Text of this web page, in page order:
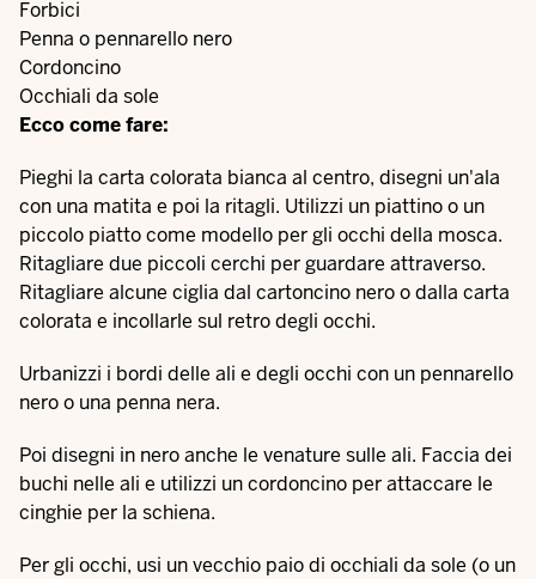
Forbici
Penna o pennarello nero
Cordoncino
Occhiali da sole
Ecco come fare:
Pieghi la carta colorata bianca al centro, disegni un'ala
con una matita e poi la ritagli. Utilizzi un piattino o un
piccolo piatto come modello per gli occhi della mosca.
Ritagliare due piccoli cerchi per guardare attraverso.
Ritagliare alcune ciglia dal cartoncino nero o dalla carta
colorata e incollarle sul retro degli occhi.
Urbanizzi i bordi delle ali e degli occhi con un pennarello
nero o una penna nera.
Poi disegni in nero anche le venature sulle ali. Faccia dei
buchi nelle ali e utilizzi un cordoncino per attaccare le
cinghie per la schiena.
Per gli occhi, usi un vecchio paio di occhiali da sole (o un